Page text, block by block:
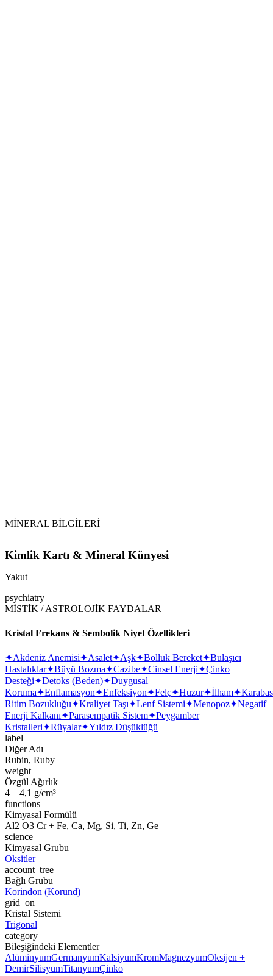
MİNERAL BİLGİLERİ
Kimlik Kartı & Mineral Künyesi
Yakut
psychiatry
MİSTİK / ASTROLOJİK FAYDALAR
Kristal Frekans & Sembolik Niyet Özellikleri
✦Akdeniz Anemisi✦Asalet✦Aşk✦Bolluk Bereket✦Bulaşıcı
Hastalıklar✦Büyü Bozma✦Cazibe✦Cinsel Enerji✦Çinko
Desteği✦Detoks (Beden)✦Duygusal
Koruma✦Enflamasyon✦Enfeksiyon✦Felç✦Huzur✦İlham✦
Ritim Bozukluğu✦Kraliyet Taşı✦Lenf Sistemi✦Menopoz✦Negatif
Enerji Kalkanı✦Parasempatik Sistem✦Peygamber
Kristalleri✦Rüyalar✦Yıldız Düşüklüğü
label
Diğer Adı
Rubin, Ruby
weight
Özgül Ağırlık
4 – 4,1 g/cm³
functions
Kimyasal Formülü
Al2 O3 Cr + Fe, Ca, Mg, Si, Ti, Zn, Ge
science
Kimyasal Grubu
Oksitler
account_tree
Bağlı Grubu
Korindon (Korund)
grid_on
Kristal Sistemi
Trigonal
category
Bileşiğindeki Elementler
AlüminyumGermanyumKalsiyumKromMagnezyumOksijen +
DemirSilisyumTitanyumÇinko